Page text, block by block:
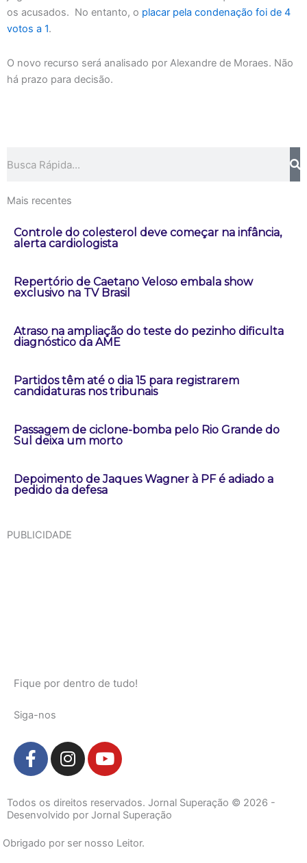
os acusados. No entanto, o placar pela condenação foi de 4
votos a 1.
O novo recurso será analisado por Alexandre de Moraes. Não
há prazo para decisão.
Mais recentes
Controle do colesterol deve começar na infância,
alerta cardiologista
Repertório de Caetano Veloso embala show
exclusivo na TV Brasil
Atraso na ampliação do teste do pezinho dificulta
diagnóstico da AME
Partidos têm até o dia 15 para registrarem
candidaturas nos tribunais
Passagem de ciclone-bomba pelo Rio Grande do
Sul deixa um morto
Depoimento de Jaques Wagner à PF é adiado a
pedido da defesa
PUBLICIDADE
Fique por dentro de tudo!
Siga-nos
F
a
e
b
o
o
I
n
t
a
r
Y
o
t
u
e
Todos os direitos reservados. Jornal Superação © 2026 -
Desenvolvido por Jornal Superação
Obrigado por ser nosso Leitor.